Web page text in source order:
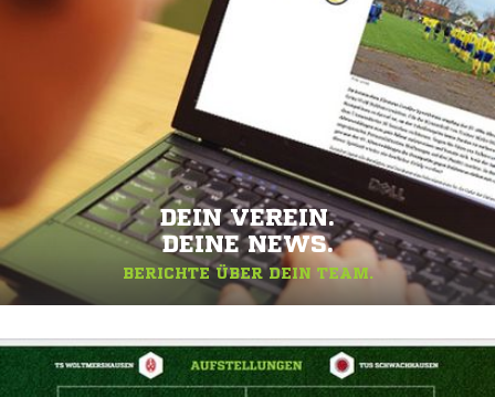
DEIN VEREIN.
DEINE NEWS.
BERICHTE ÜBER DEIN TEAM.